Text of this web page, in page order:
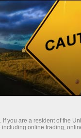
RSS
you are a resident of the
online trading,